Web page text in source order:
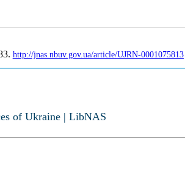
http://jnas.nbuv.gov.ua/article/UJRN-0001075813
of Ukraine | LibNAS